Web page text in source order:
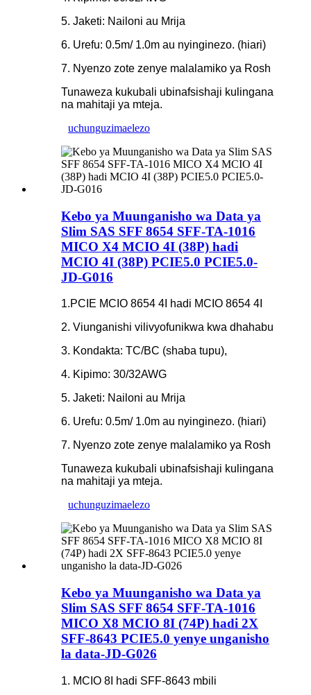
5. Jaketi: Nailoni au Mrija
6. Urefu: 0.5m/ 1.0m au nyinginezo. (hiari)
7. Nyenzo zote zenye malalamiko ya Rosh
Tunaweza kukubali ubinafsishaji kulingana
na mahitaji ya mteja.
uchunguzimaelezo
Kebo ya Muunganisho wa Data ya
Slim SAS SFF 8654 SFF-TA-1016
MICO X4 MCIO 4I (38P) hadi
MCIO 4I (38P) PCIE5.0 PCIE5.0-
JD-G016
1.PCIE MCIO 8654 4I hadi MCIO 8654 4I
2. Viunganishi vilivyofunikwa kwa dhahabu
3. Kondakta: TC/BC (shaba tupu),
4. Kipimo: 30/32AWG
5. Jaketi: Nailoni au Mrija
6. Urefu: 0.5m/ 1.0m au nyinginezo. (hiari)
7. Nyenzo zote zenye malalamiko ya Rosh
Tunaweza kukubali ubinafsishaji kulingana
na mahitaji ya mteja.
uchunguzimaelezo
Kebo ya Muunganisho wa Data ya
Slim SAS SFF 8654 SFF-TA-1016
MICO X8 MCIO 8I (74P) hadi 2X
SFF-8643 PCIE5.0 yenye unganisho
la data-JD-G026
1. MCIO 8I hadi SFF-8643 mbili